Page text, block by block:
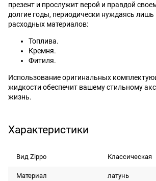
презент и прослужит верой и правдой
долгие годы, периодически нуждаясь лишь
расходных материалов:
Топлива.
Кремня.
Фитиля.
Использование оригинальных
жидкости обеспечит вашему стильному
жизнь.
Характеристики
Вид Zippo Классическая
Материал латунь